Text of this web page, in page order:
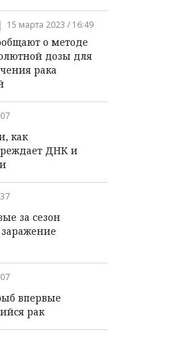
15 марта 2023 / 16:49
о методе
дозы для
рака
как
ДНК и
за сезон
впервые
рак